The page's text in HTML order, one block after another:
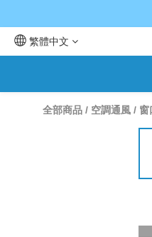
繁體中文
全部商品 / 空調通風 / 窗